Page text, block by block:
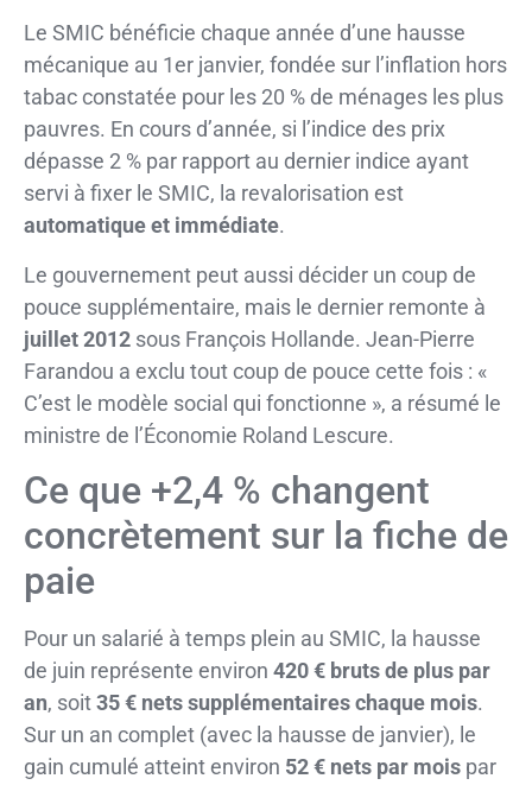
Le SMIC bénéficie chaque année d’une hausse
mécanique au 1er janvier, fondée sur l’inflation hors
tabac constatée pour les 20 % de ménages les plus
pauvres. En cours d’année, si l’indice des prix
dépasse 2 % par rapport au dernier indice ayant
servi à fixer le SMIC, la revalorisation est
automatique et immédiate.
Le gouvernement peut aussi décider un coup de
pouce supplémentaire, mais le dernier remonte à
juillet 2012 sous François Hollande. Jean-Pierre
Farandou a exclu tout coup de pouce cette fois : «
C’est le modèle social qui fonctionne », a résumé le
ministre de l’Économie Roland Lescure.
Ce que +2,4 % changent
concrètement sur la fiche de
paie
Pour un salarié à temps plein au SMIC, la hausse
de juin représente environ 420 € bruts de plus par
an, soit35 € nets supplémentaires chaque mois.
Sur un an complet (avec la hausse de janvier), le
gain cumulé atteint environ 52 € nets par mois par